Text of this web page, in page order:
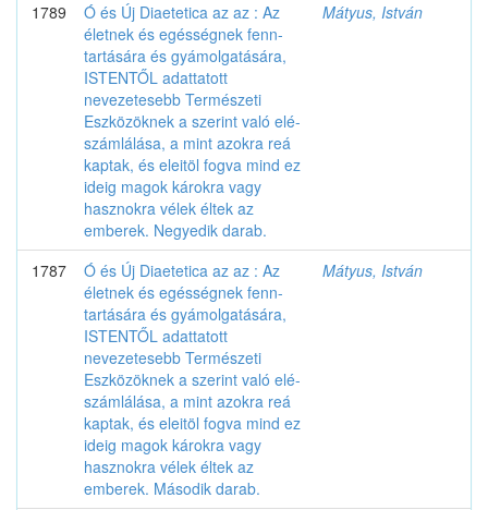
1789
Ó és Új Diaetetica az az : Az
életnek és egésségnek fenn-
tartására és gyámolgatására,
ISTENTŐL adattatott
nevezetesebb Természeti
Eszközöknek a szerint való elé-
számlálása, a mint azokra reá
kaptak, és eleitöl fogva mind ez
ideig magok károkra vagy
hasznokra vélek éltek az
emberek. Negyedik darab.
Mátyus, István
1787
Ó és Új Diaetetica az az : Az
életnek és egésségnek fenn-
tartására és gyámolgatására,
ISTENTŐL adattatott
nevezetesebb Természeti
Eszközöknek a szerint való elé-
számlálása, a mint azokra reá
kaptak, és eleitöl fogva mind ez
ideig magok károkra vagy
hasznokra vélek éltek az
emberek. Második darab.
Mátyus, István